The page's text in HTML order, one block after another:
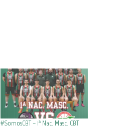
#SomosCBT – 1ª Nac. Masc. CBT